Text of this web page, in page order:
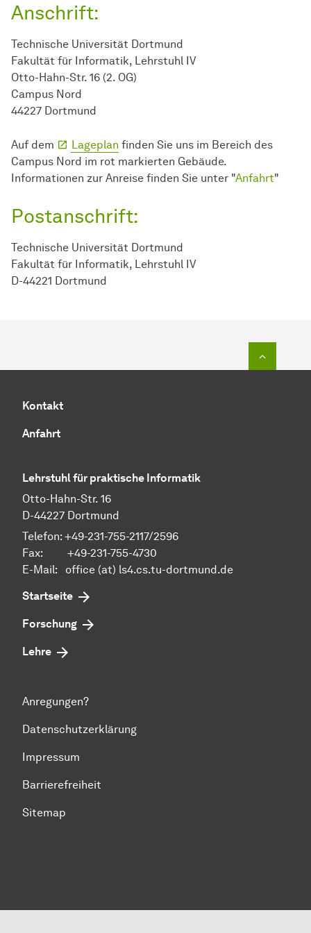
Anschrift:
Technische Universität Dortmund
Fakultät für Informatik, Lehrstuhl IV
Otto-Hahn-Str. 16 (2. OG)
Campus Nord
44227 Dortmund
Auf dem Lageplan finden Sie uns im Bereich des
Campus Nord im rot markierten Gebäude.
Informationen zur Anreise finden Sie unter "Anfahrt"
Postanschrift:
Technische Universität Dortmund
Fakultät für Informatik, Lehrstuhl IV
D-44221 Dortmund
Kontakt
Anfahrt
Lehrstuhl für praktische Informatik
Otto-Hahn-Str. 16
D-44227 Dortmund
Telefon: +49-231-755-2117/2596
Fax: +49-231-755-4730
E-Mail: office (at) ls4.cs.tu-dortmund.de
Startseite
Forschung
Lehre
Anregungen?
Datenschutzerklärung
Impressum
Barrierefreiheit
Sitemap